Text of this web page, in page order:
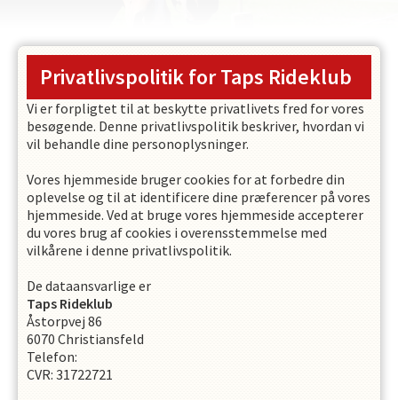
Privatlivspolitik forTaps Rideklub
Vi er forpligtet til at beskytte privatlivets fred for vores
besøgende. Denne privatlivspolitik beskriver, hvordan vi
vil behandle dine personoplysninger.
Vores hjemmeside bruger cookies for at forbedre din
oplevelse og til at identificere dine præferencer på vores
hjemmeside. Ved at bruge vores hjemmeside accepterer
du vores brug af cookies i overensstemmelse med
vilkårene i denne privatlivspolitik.
De dataansvarlige er
Taps Rideklub
Åstorpvej 86
6070 Christiansfeld
Telefon:
CVR: 31722721